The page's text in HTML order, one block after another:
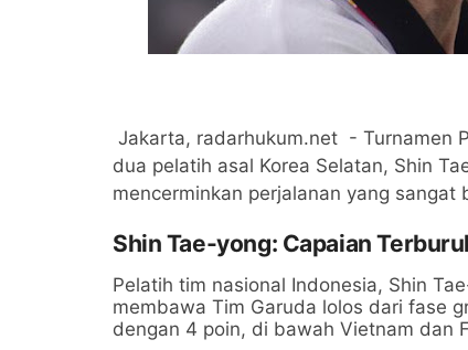
Jakarta, radarhukum.net - Turnamen
dua pelatih asal Korea Selatan, Shin
mencerminkan perjalanan yang
Shin Tae-yong: Capaian
Pelatih tim nasional Indonesia, Shin
membawa Tim Garuda lolos dari fase
dengan 4 poin, di bawah Vietnam dan